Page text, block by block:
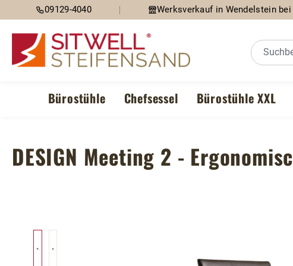
Hauptinhalt springen
Zur Suche springen
Zur Hauptnavigation springen
09129-4040 Werksverkauf in Wendelstein bei
Bürostühle Chefsessel Bürostühle XXL
DESIGN Meeting 2 -